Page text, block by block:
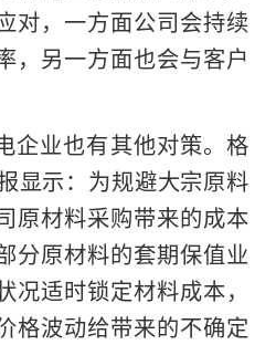
对，一方面公司会持续
，另一方面也会与客户
企业也有其他对策。格
显示：为规避大宗原料
原材料采购带来的成本
分原材料的套期保值业
况适时锁定材料成本，
格波动给带来的不确定